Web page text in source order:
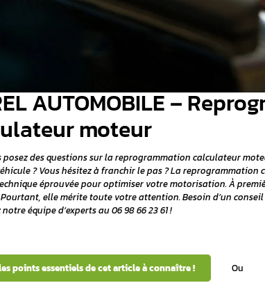
AUREL
calculateur moteur